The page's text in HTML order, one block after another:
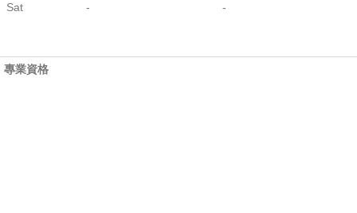
Sat
- -
專業資格